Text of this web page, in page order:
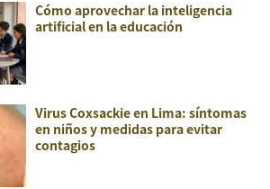
Cómo aprovechar la inteligencia
artificial en la educación
Virus Coxsackie en Lima: síntomas
en niños y medidas para evitar
contagios